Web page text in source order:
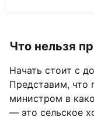
Что нельзя
Начать стоит с
Представим, что
министром в
— это сельское